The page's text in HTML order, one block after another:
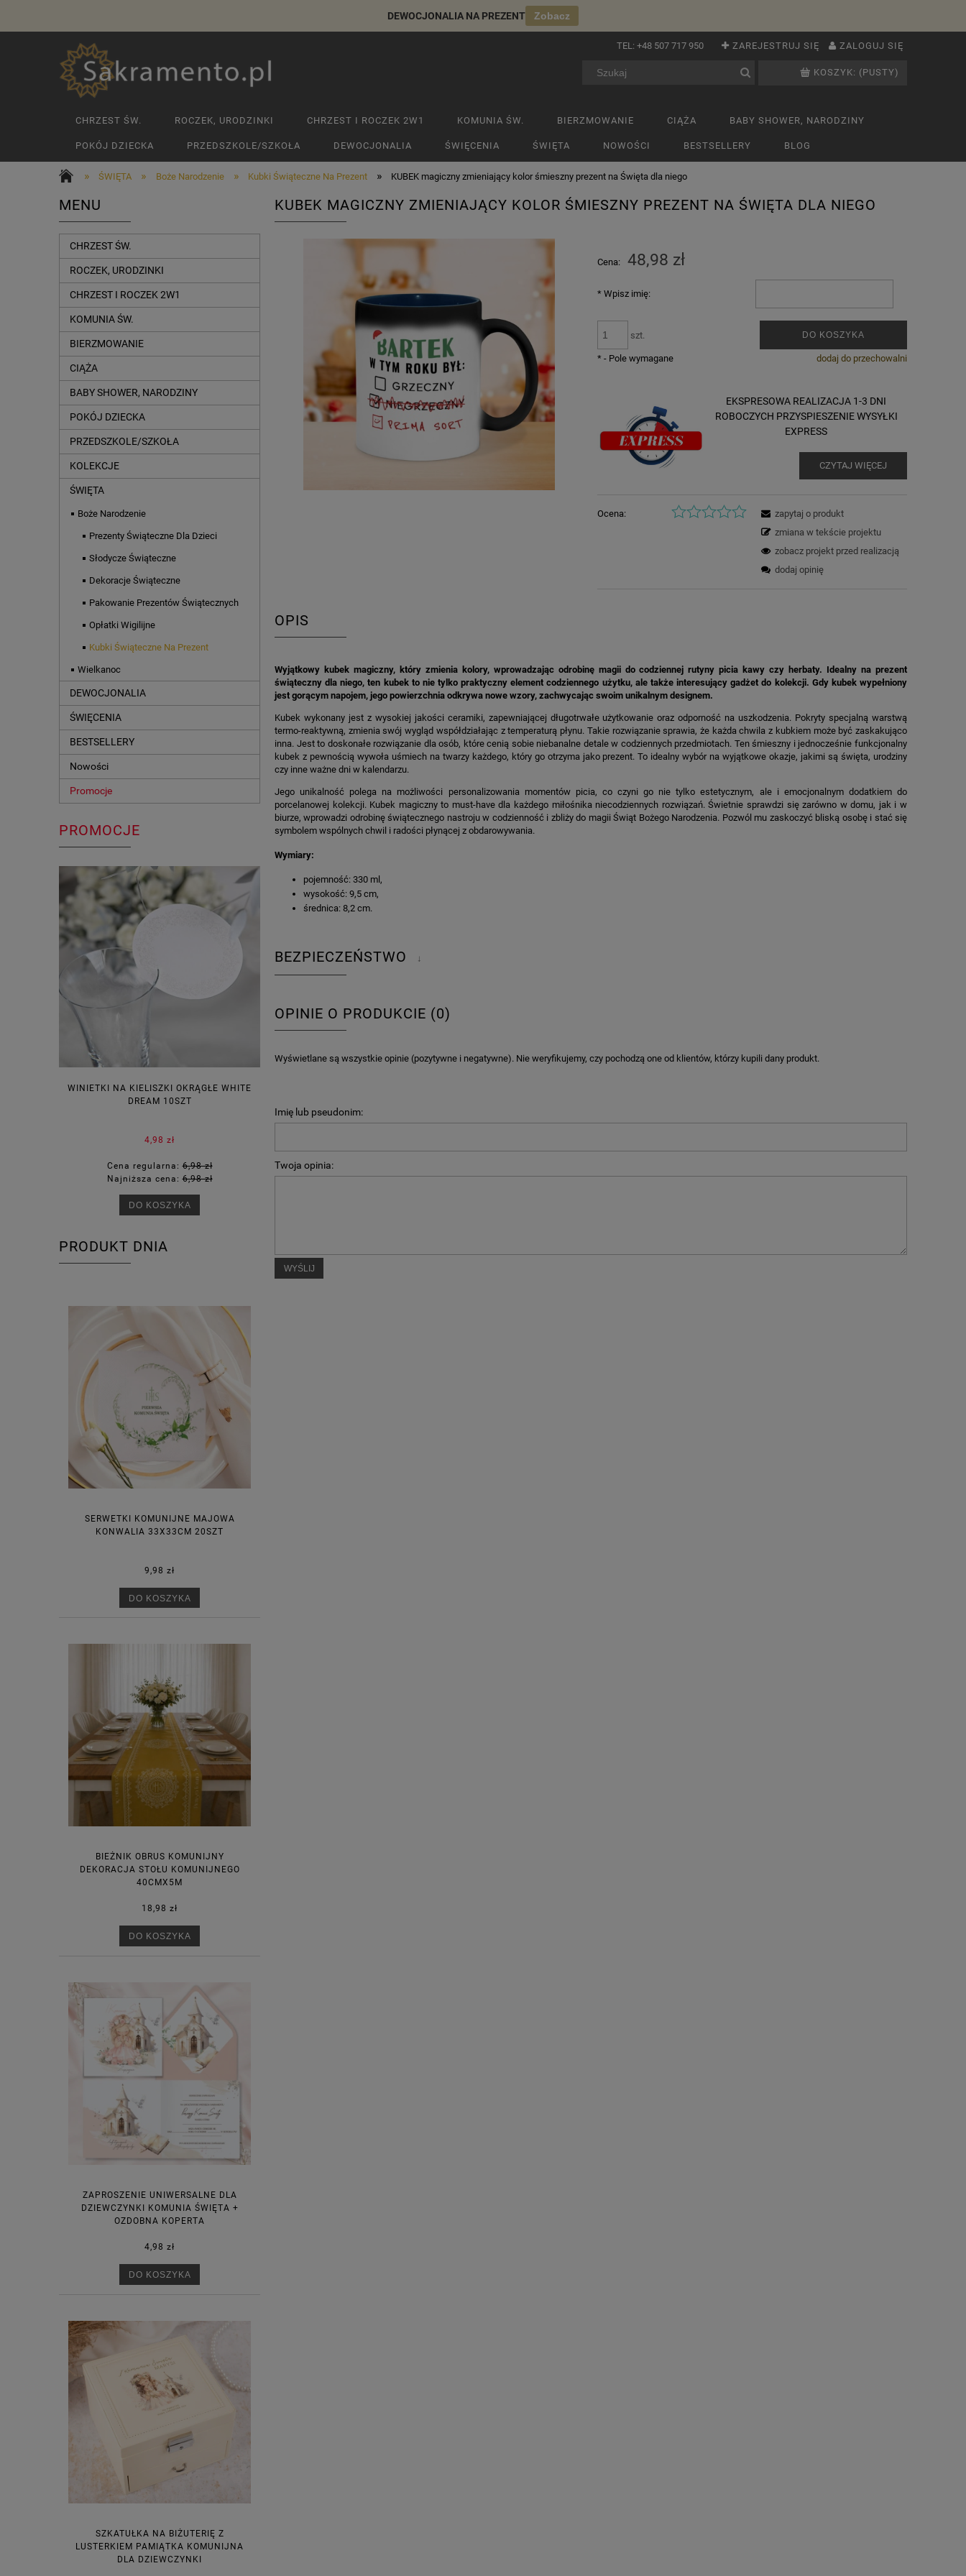
DEWOCJONALIA NA PREZENT Zobacz
ZAREJESTRUJ SIĘ ZALOGUJ SIĘ
TEL: +48 507 717 950
KOSZYK: (PUSTY)
CHRZEST ŚW. ROCZEK, URODZINKI CHRZEST I ROCZEK 2W1 KOMUNIA ŚW. BIERZMOWANIE CIĄŻA BABY SHOWER, NARODZINY
POKÓJ DZIECKA PRZEDSZKOLE/SZKOŁA DEWOCJONALIA ŚWIĘCENIA ŚWIĘTA NOWOŚCI BESTSELLERY BLOG
» ŚWIĘTA » Boże Narodzenie » Kubki Świąteczne Na Prezent » KUBEK magiczny zmieniający kolor śmieszny prezent na Święta dla niego
MENU
CHRZEST ŚW.
ROCZEK, URODZINKI
CHRZEST I ROCZEK 2W1
KOMUNIA ŚW.
BIERZMOWANIE
CIĄŻA
BABY SHOWER, NARODZINY
POKÓJ DZIECKA
PRZEDSZKOLE/SZKOŁA
KOLEKCJE
ŚWIĘTA
Boże Narodzenie
Prezenty Świąteczne Dla Dzieci
Słodycze Świąteczne
Dekoracje Świąteczne
Pakowanie Prezentów Świątecznych
Opłatki Wigilijne
Kubki Świąteczne Na Prezent
Wielkanoc
DEWOCJONALIA
ŚWIĘCENIA
BESTSELLERY
Nowości
Promocje
PROMOCJE
WINIETKI NA KIELISZKI OKRĄGŁE WHITE
DREAM 10SZT
4,98 zł
Cena regularna:6,98 zł
Najniższa cena:6,98 zł
DO KOSZYKA
Cena regularna:
Najniższa cena:3,00 zł
Najniższa cena:7,30 zł
PRODUKT DNIA
SERWETKI KOMUNIJNE MAJOWA
KONWALIA 33X33CM 20SZT
9,98 zł
DO KOSZYKA
BIEŻNIK OBRUS KOMUNIJNY
DEKORACJA STOŁU KOMUNIJNEGO
40CMX5M
18,98 zł
DO KOSZYKA
ZAPROSZENIE UNIWERSALNE DLA
DZIEWCZYNKI KOMUNIA ŚWIĘTA +
OZDOBNA KOPERTA
4,98 zł
DO KOSZYKA
SZKATUŁKA NA BIŻUTERIĘ Z
LUSTERKIEM PAMIĄTKA KOMUNIJNA
DLA DZIEWCZYNKI
KUBEK MAGICZNY ZMIENIAJĄCY KOLOR ŚMIESZNY PREZENT NA ŚWIĘTA DLA NIEGO
Cena: 48,98 zł
* Wpisz imię:
szt. DO KOSZYKA
dodaj do przechowalni
* - Pole wymagane
EKSPRESOWA REALIZACJA 1-3 DNI
ROBOCZYCH PRZYSPIESZENIE WYSYŁKI
EXPRESS
CZYTAJ WIĘCEJ
Ocena:
zapytaj o produkt
zmiana w tekście projektu
zobacz projekt przed realizacją
dodaj opinię
OPIS
Wyjątkowy kubek magiczny, który zmienia kolory, wprowadzając odrobinę magii do codziennej rutyny picia kawy czy herbaty. Idealny na prezent
świąteczny dla niego, ten kubek to nie tylko praktyczny element codziennego użytku, ale także interesujący gadżet do kolekcji. Gdy kubek wypełniony
jest gorącym napojem, jego powierzchnia odkrywa nowe wzory, zachwycając swoim unikalnym designem.
Kubek wykonany jest z wysokiej jakości ceramiki, zapewniającej długotrwałe użytkowanie oraz odporność na uszkodzenia. Pokryty specjalną warstwą
termo-reaktywną, zmienia swój wygląd współdziałając z temperaturą płynu. Takie rozwiązanie sprawia, że każda chwila z kubkiem może być zaskakująco
inna. Jest to doskonałe rozwiązanie dla osób, które cenią sobie niebanalne detale w codziennych przedmiotach. Ten śmieszny i jednocześnie funkcjonalny
kubek z pewnością wywoła uśmiech na twarzy każdego, który go otrzyma jako prezent. To idealny wybór na wyjątkowe okazje, jakimi są święta, urodziny
czy inne ważne dni w kalendarzu.
Jego unikalność polega na możliwości personalizowania momentów picia, co czyni go nie tylko estetycznym, ale i emocjonalnym dodatkiem do
porcelanowej kolekcji. Kubek magiczny to must-have dla każdego miłośnika niecodziennych rozwiązań. Świetnie sprawdzi się zarówno w domu, jak i w
biurze, wprowadzi odrobinę świątecznego nastroju w codzienność i zbliży do magii Świąt Bożego Narodzenia. Pozwól mu zaskoczyć bliską osobę i stać się
symbolem wspólnych chwil i radości płynącej z obdarowywania.
Wymiary:
pojemność: 330 ml,
wysokość: 9,5 cm,
średnica: 8,2 cm.
BEZPIECZEŃSTWO ↓
OPINIE O PRODUKCIE (0)
Wyświetlane są wszystkie opinie (pozytywne i negatywne). Nie weryfikujemy, czy pochodzą one od klientów, którzy kupili dany produkt.
Imię lub pseudonim:
Twoja opinia:
WYŚLIJ